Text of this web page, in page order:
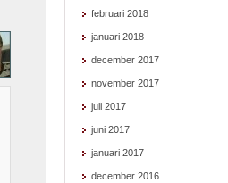
februari 2018
januari 2018
december 2017
november 2017
juli 2017
juni 2017
januari 2017
december 2016